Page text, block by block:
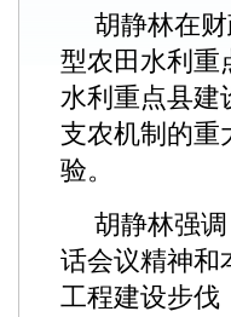
胡静林在
型农田水利重
水利重点县建
支农机制的重
验。
胡静林强
话会议精神和
工程建设步伐